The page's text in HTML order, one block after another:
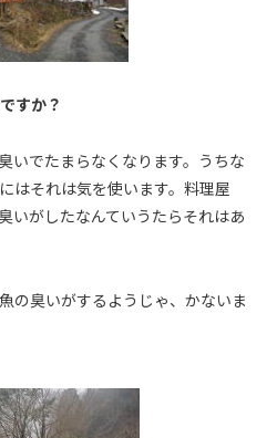
すか？
いでたまらなくなります。うちな
はそれは気を使います。料理屋
いがしたなんていうたらそれはあ
の臭いがするようじゃ、かないま